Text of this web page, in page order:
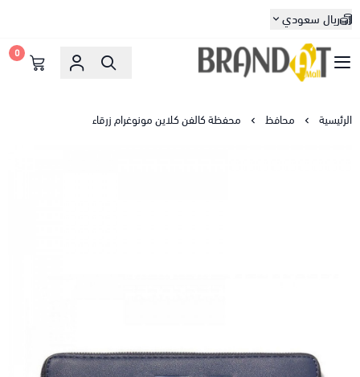
ريال سعودي
براندات مول
0
الرئيسية محافظ محفظة كالفن كلاين مونوغرام زرقاء